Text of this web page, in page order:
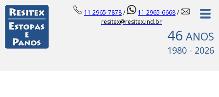
11 2965-7878/ 11 2965-6668/
resitex@resitex.ind.br
46 ANOS
1980 - 2026